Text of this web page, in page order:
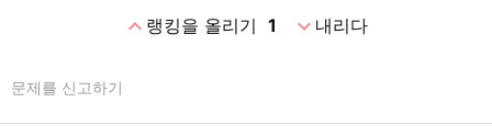
expand_less랭킹을 올리기 1 expand_more내리다
문제를 신고하기